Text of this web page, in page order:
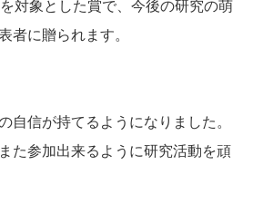
対象とした賞で、今後の研究の萌
に贈られます。
信が持てるようになりました。
た参加出来るように研究活動を頑